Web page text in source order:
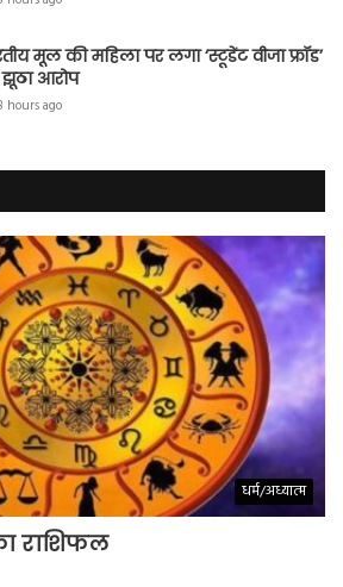
मूल की महिला पर लगा ‘स्टूडेंट वीजा फ्रॉड’
आरोप
hours ago
धर्म/अध्यात्म
राशिफल